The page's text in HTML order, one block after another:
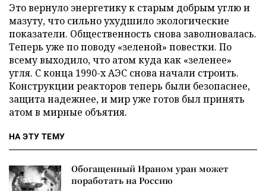
Это вернуло энергетику к старым добрым углю и
мазуту, что сильно ухудшило экологические
показатели. Общественность снова заволновалась.
Теперь уже по поводу «зеленой» повестки. По
всему выходило, что атом куда как «зеленее»
угля. С конца 1990-х АЭС снова начали строить.
Конструкции реакторов теперь были безопаснее,
защита надежнее, и мир уже готов был принять
атом в мирные объятия.
НА ЭТУ ТЕМУ
Обогащенный Ираном уран может
поработать на Россию